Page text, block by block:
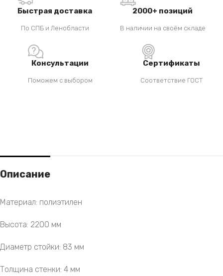
Быстрая доставка
По СПБ и Ленобласти
2000+ позиций
В наличии на своём складе
Консультации
Поможем с выбором
Сертификаты
Соответствие ГОСТ
Описание
Материал: полиэтилен
Высота: 2200 мм
Диаметр стойки: 83 мм
Толщина стенки: 4 мм